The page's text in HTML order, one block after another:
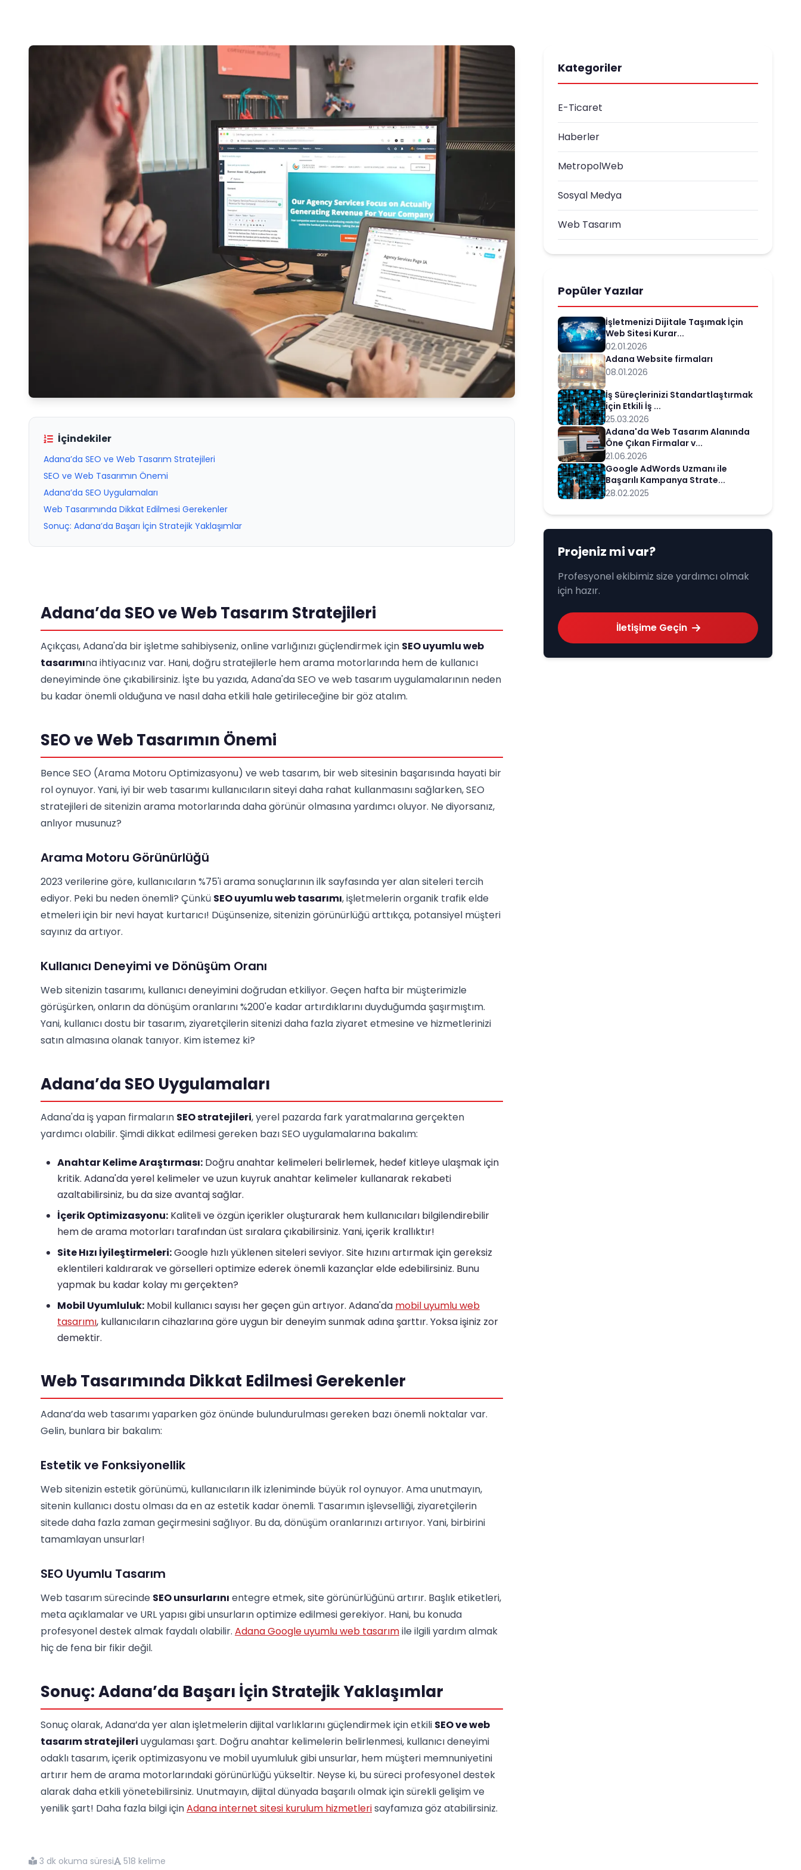
İçindekiler
Adana’da SEO ve Web Tasarım Stratejileri
SEO ve Web Tasarımın Önemi
Adana’da SEO Uygulamaları
Web Tasarımında Dikkat Edilmesi Gerekenler
Sonuç: Adana’da Başarı İçin Stratejik Yaklaşımlar
Adana’da SEO ve Web Tasarım Stratejileri
Açıkçası, Adana'da bir işletme sahibiyseniz, online varlığınızı güçlendirmek için SEO uyumlu web
tasarımına ihtiyacınız var. Hani, doğru stratejilerle hem arama motorlarında hem de kullanıcı
deneyiminde öne çıkabilirsiniz. İşte bu yazıda, Adana'da SEO ve web tasarım uygulamalarının neden
bu kadar önemli olduğuna ve nasıl daha etkili hale getirileceğine bir göz atalım.
SEO ve Web Tasarımın Önemi
Bence SEO (Arama Motoru Optimizasyonu) ve web tasarım, bir web sitesinin başarısında hayati bir
rol oynuyor. Yani, iyi bir web tasarımı kullanıcıların siteyi daha rahat kullanmasını sağlarken, SEO
stratejileri de sitenizin arama motorlarında daha görünür olmasına yardımcı oluyor. Ne diyorsanız,
anlıyor musunuz?
Arama Motoru Görünürlüğü
2023 verilerine göre, kullanıcıların %75'i arama sonuçlarının ilk sayfasında yer alan siteleri tercih
ediyor. Peki bu neden önemli? Çünkü SEO uyumlu web tasarımı, işletmelerin organik trafik elde
etmeleri için bir nevi hayat kurtarıcı! Düşünsenize, sitenizin görünürlüğü arttıkça, potansiyel müşteri
sayınız da artıyor.
Kullanıcı Deneyimi ve Dönüşüm Oranı
Web sitenizin tasarımı, kullanıcı deneyimini doğrudan etkiliyor. Geçen hafta bir müşterimizle
görüşürken, onların da dönüşüm oranlarını %200'e kadar artırdıklarını duyduğumda şaşırmıştım.
Yani, kullanıcı dostu bir tasarım, ziyaretçilerin sitenizi daha fazla ziyaret etmesine ve hizmetlerinizi
satın almasına olanak tanıyor. Kim istemez ki?
Adana’da SEO Uygulamaları
Adana'da iş yapan firmaların SEO stratejileri, yerel pazarda fark yaratmalarına gerçekten
yardımcı olabilir. Şimdi dikkat edilmesi gereken bazı SEO uygulamalarına bakalım:
Anahtar Kelime Araştırması: Doğru anahtar kelimeleri belirlemek, hedef kitleye ulaşmak için
kritik. Adana'da yerel kelimeler ve uzun kuyruk anahtar kelimeler kullanarak rekabeti
azaltabilirsiniz, bu da size avantaj sağlar.
İçerik Optimizasyonu: Kaliteli ve özgün içerikler oluşturarak hem kullanıcıları bilgilendirebilir
hem de arama motorları tarafından üst sıralara çıkabilirsiniz. Yani, içerik krallıktır!
Site Hızı İyileştirmeleri:Google hızlı yüklenen siteleri seviyor. Site hızını artırmak için gereksiz
eklentileri kaldırarak ve görselleri optimize ederek önemli kazançlar elde edebilirsiniz. Bunu
yapmak bu kadar kolay mı gerçekten?
Mobil Uyumluluk: Mobil kullanıcı sayısı her geçen gün artıyor. Adana'da mobil uyumlu web
tasarımı, kullanıcıların cihazlarına göre uygun bir deneyim sunmak adına şarttır. Yoksa işiniz zor
demektir.
Web Tasarımında Dikkat Edilmesi Gerekenler
Adana’da web tasarımı yaparken göz önünde bulundurulması gereken bazı önemli noktalar var.
Gelin, bunlara bir bakalım:
Estetik ve Fonksiyonellik
Web sitenizin estetik görünümü, kullanıcıların ilk izleniminde büyük rol oynuyor. Ama unutmayın,
sitenin kullanıcı dostu olması da en az estetik kadar önemli. Tasarımın işlevselliği, ziyaretçilerin
sitede daha fazla zaman geçirmesini sağlıyor. Bu da, dönüşüm oranlarınızı artırıyor. Yani, birbirini
tamamlayan unsurlar!
SEO Uyumlu Tasarım
Web tasarım sürecinde SEO unsurlarını entegre etmek, site görünürlüğünü artırır. Başlık etiketleri,
meta açıklamalar ve URL yapısı gibi unsurların optimize edilmesi gerekiyor. Hani, bu konuda
profesyonel destek almak faydalı olabilir. Adana Google uyumlu web tasarımile ilgili yardım almak
hiç de fena bir fikir değil.
Sonuç: Adana’da Başarı İçin Stratejik Yaklaşımlar
Sonuç olarak, Adana’da yer alan işletmelerin dijital varlıklarını güçlendirmek için etkili SEO ve web
tasarım stratejileri uygulaması şart. Doğru anahtar kelimelerin belirlenmesi, kullanıcı deneyimi
odaklı tasarım, içerik optimizasyonu ve mobil uyumluluk gibi unsurlar, hem müşteri memnuniyetini
artırır hem de arama motorlarındaki görünürlüğü yükseltir. Neyse ki, bu süreci profesyonel destek
alarak daha etkili yönetebilirsiniz. Unutmayın, dijital dünyada başarılı olmak için sürekli gelişim ve
yenilik şart! Daha fazla bilgi içinAdana internet sitesi kurulum hizmetlerisayfamıza göz atabilirsiniz.
3 dk okuma süresi 518 kelime
Kategoriler
E-Ticaret
Haberler
MetropolWeb
Sosyal Medya
Web Tasarım
Popüler Yazılar
İşletmenizi Dijitale Taşımak İçin
Web Sitesi Kurar...
02.01.2026
Adana Website firmaları
08.01.2026
İş Süreçlerinizi Standartlaştırmak
için Etkili İş ...
25.03.2026
Adana'da Web Tasarım Alanında
Öne Çıkan Firmalar v...
21.06.2026
Google AdWords Uzmanı ile
Başarılı Kampanya Strate...
28.02.2025
Projeniz mi var?
Profesyonel ekibimiz size yardımcı olmak
için hazır.
İletişime Geçin